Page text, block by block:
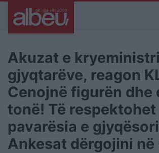
Akuzat e
gjyqtarëve, reagon
Cenojnë figurën dhe
tonë! Të respektohet
pavarësia e
Ankesat dërgojini në